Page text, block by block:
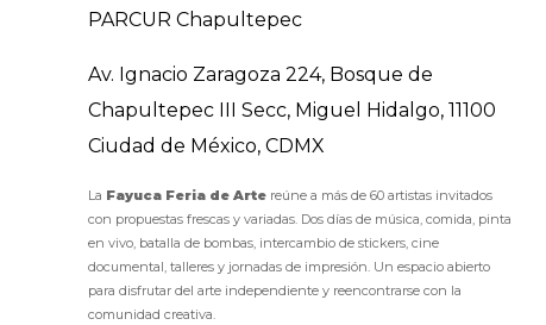
PARCUR Chapultepec
Av. Ignacio Zaragoza 224, Bosque de
Chapultepec III Secc, Miguel Hidalgo, 11100
Ciudad de México, CDMX
La Fayuca Feria de Arte reúne a más de 60 artistas invitados
con propuestas frescas y variadas. Dos días de música, comida, pinta
en vivo, batalla de bombas, intercambio de stickers, cine
documental, talleres y jornadas de impresión. Un espacio abierto
para disfrutar del arte independiente y reencontrarse con la
comunidad creativa.